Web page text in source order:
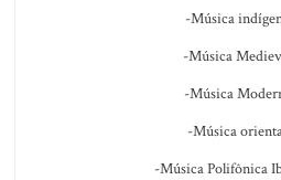
-Música
-Música
-Música
-Música
-Música Polifônica